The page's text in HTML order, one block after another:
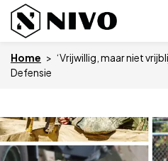
Skip
to
content
Nieuws
Home > ‘Vrijwillig, maar niet
Defensie